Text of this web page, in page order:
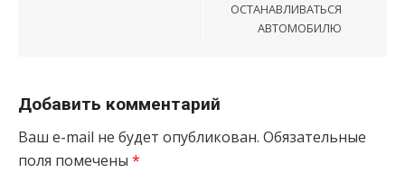
ОСТАНАВЛИВАТЬСЯ
АВТОМОБИЛЮ
Добавить комментарий
Ваш e-mail не будет опубликован. Обязательные
поля помечены *